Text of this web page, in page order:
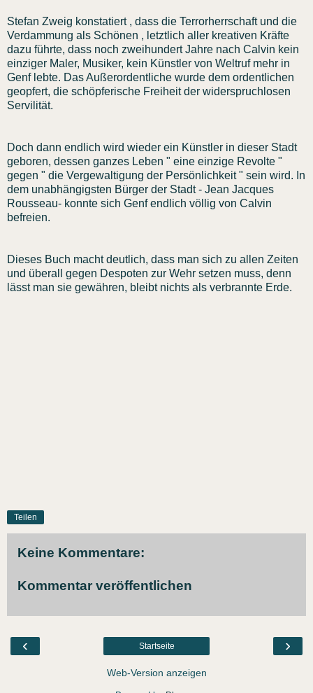
Stefan Zweig konstatiert , dass die Terrorherrschaft und die
Verdammung als Schönen , letztlich aller kreativen Kräfte
dazu führte, dass noch zweihundert Jahre nach Calvin kein
einziger Maler, Musiker, kein Künstler von Weltruf mehr in
Genf lebte. Das Außerordentliche wurde dem ordentlichen
geopfert, die schöpferische Freiheit der widerspruchlosen
Servilität.
Doch dann endlich wird wieder ein Künstler in dieser Stadt
geboren, dessen ganzes Leben " eine einzige Revolte "
gegen " die Vergewaltigung der Persönlichkeit " sein wird. In
dem unabhängigsten Bürger der Stadt - Jean Jacques
Rousseau- konnte sich Genf endlich völlig von Calvin
befreien.
Dieses Buch macht deutlich, dass man sich zu allen Zeiten
und überall gegen Despoten zur Wehr setzen muss, denn
lässt man sie gewähren, bleibt nichts als verbrannte Erde.
Teilen
Keine Kommentare:
Kommentar veröffentlichen
‹ ›
Startseite
Web-Version anzeigen